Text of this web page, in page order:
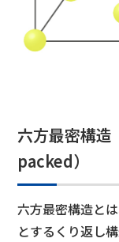
六方最密構
packed）
六方最密構造と
とするくり返し構